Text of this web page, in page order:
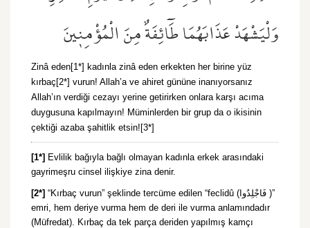
وَلْيَشْهَدْ عَذَابَهُمَا طَٓائِفَةٌ مِنَ الْمُؤْمِن۪ينَ
Zinâ eden[1*] kadınla zinâ eden erkekten her birine yüz
kırbaç[2*] vurun! Allah’a ve ahiret gününe inanıyorsanız
Allah’ın verdiği cezayı yerine getirirken onlara karşı acıma
duygusuna kapılmayın! Müminlerden bir grup da o ikisinin
çektiği azaba şahitlik etsin![3*]
[1*] Evlilik bağıyla bağlı olmayan kadınla erkek arasındaki
gayrimeşru cinsel ilişkiye zina denir.
[2*] “Kırbaç vurun” şeklinde tercüme edilen “feclidû (فَاجْلِدُوا )”
emri, hem deriye vurma hem de deri ile vurma anlamındadır
(Müfredat). Kırbaç da tek parça deriden yapılmış kamçı